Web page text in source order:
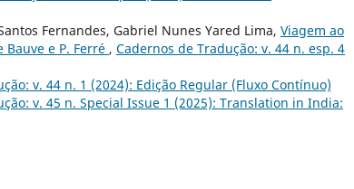
Fernandes, Gabriel Nunes Yared Lima, Viagem ao
e P. Ferré , Cadernos de Tradução: v. 44 n. esp. 4
v. 44 n. 1 (2024): Edição Regular (Fluxo Contínuo)
v. 45 n. Special Issue 1 (2025): Translation in India: